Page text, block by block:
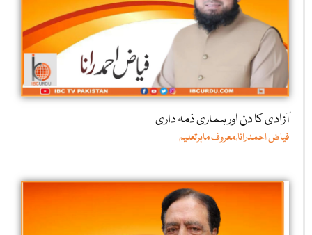
آزادی کا دن اور ہماری ذمہ داری
فیاض احمدرانا،معروف ماہرتعلیم